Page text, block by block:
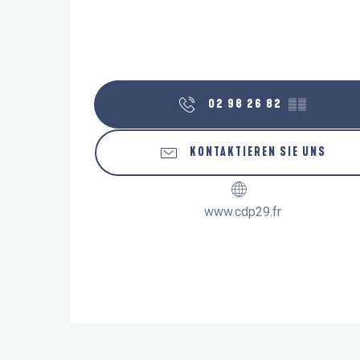
02 98 26 82 ▒▒
KONTAKTIEREN SIE UNS
www.cdp29.fr